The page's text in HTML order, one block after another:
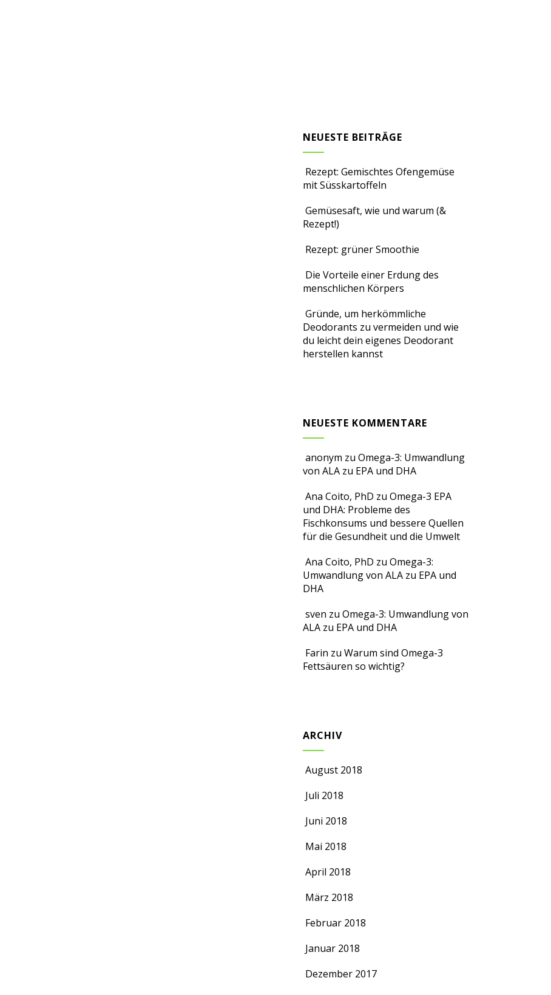
NEUESTE BEITRÄGE
Rezept: Gemischtes Ofengemüse
mit Süsskartoffeln
Gemüsesaft, wie und warum (&
Rezept!)
Rezept: grüner Smoothie
Die Vorteile einer Erdung des
menschlichen Körpers
Gründe, um herkömmliche
Deodorants zu vermeiden und wie
du leicht dein eigenes Deodorant
herstellen kannst
NEUESTE KOMMENTARE
anonym zu Omega-3: Umwandlung
von ALA zu EPA und DHA
Ana Coito, PhD zu Omega-3 EPA
und DHA: Probleme des
Fischkonsums und bessere Quellen
für die Gesundheit und die Umwelt
Ana Coito, PhD zu Omega-3:
Umwandlung von ALA zu EPA und
DHA
sven zu Omega-3: Umwandlung von
ALA zu EPA und DHA
Farin zu Warum sind Omega-3
Fettsäuren so wichtig?
ARCHIV
August 2018
Juli 2018
Juni 2018
Mai 2018
April 2018
März 2018
Februar 2018
Januar 2018
Dezember 2017